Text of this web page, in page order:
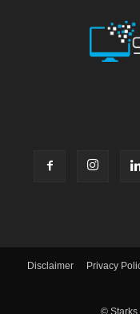
Disclaimer Privacy
© Starks